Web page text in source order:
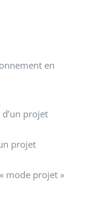
en
projet
projet
mode projet »